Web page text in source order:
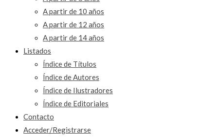
A partir de 10 años
A partir de 12 años
A partir de 14 años
Listados
Índice de Títulos
Índice de Autores
Índice de Ilustradores
Índice de Editoriales
Contacto
Acceder/Registrarse